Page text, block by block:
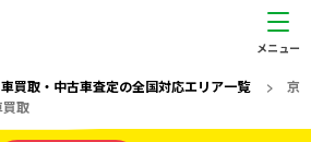
車買取・中古車査定の全国対応エリア一覧> 京
取